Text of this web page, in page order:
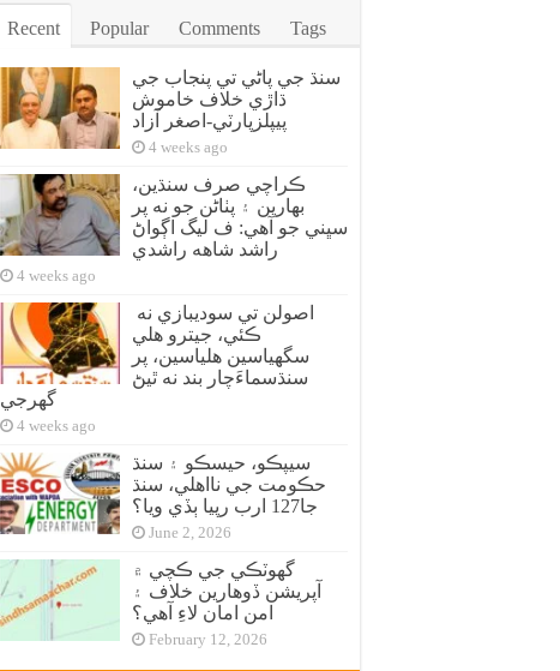
Recent Popular Comments Tags
سنڌ جي پاڻي تي پنجاب جي
ڌاڙي خلاف خاموش
پيپلزپارٽي-اصغر آزاد
4 weeks ago
ڪراچي صرف سنڌين،
بهارين ۽ پٺاڻن جو نه پر
سڀني جو آهي: ف ليگ اڳواڻ
راشد شاهه راشدي
4 weeks ago
ڪئي، جيترو هلي
سگهياسين هلياسين، پر
سنڌسماءَچار بند نه ٿيڻ
گهرجي
4 weeks ago
سيپڪو، حيسڪو ۽ سنڌ
حڪومت جي نااهلي، سنڌ
جا127 ارب رپيا ٻڏي ويا؟
June 2, 2026
گهوٽڪي جي ڪچي ۾
آپريشن ڏوهارين خلاف ۽
امن امان لاءِ آهي؟
February 12, 2026